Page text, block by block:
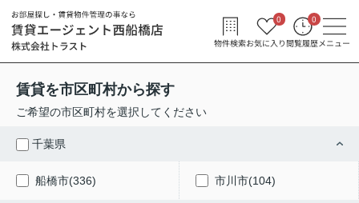
物件検索お気に入り
0
閲覧履歴
0
メニュー
賃貸を市区町村から探す
ご希望の市区町村を選択してください
千葉県
船橋市(336) 市川市(104)